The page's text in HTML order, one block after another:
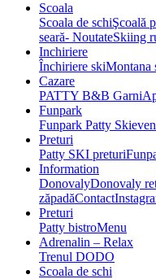
Scoala
Scoala de schiŞcoală
seară- NoutateSkiing
Inchiriere
Închiriere skiMontana
Cazare
PATTY B&B Garni
Funpark
Funpark Patty Ski
Preturi
Patty SKI preturi
Information
DonovalyDonovaly
zăpadăContact
Preturi
Patty bistroMenu
Adrenalin – Relax
Trenul DODO
Scoala de schi